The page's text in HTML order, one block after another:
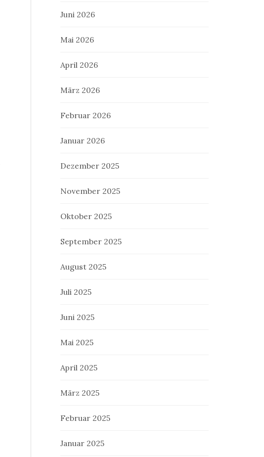
Juni 2026
Mai 2026
April 2026
März 2026
Februar 2026
Januar 2026
Dezember 2025
November 2025
Oktober 2025
September 2025
August 2025
Juli 2025
Juni 2025
Mai 2025
April 2025
März 2025
Februar 2025
Januar 2025